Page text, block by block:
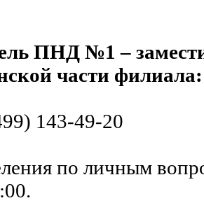
ПНД №1 –
части филиала:
143-49-20
по личным